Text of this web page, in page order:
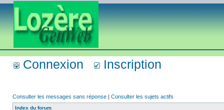
Connexion Inscription
Consulter les messages sans réponse | Consulter les sujets actifs
Index du forum